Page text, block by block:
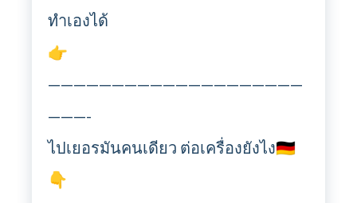
ทำเองได้
👉
————————————————————
———-
ไปเยอรมันคนเดียว ต่อเครื่องยังไง🇩🇪
👇